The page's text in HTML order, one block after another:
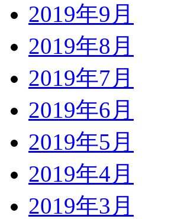
2019年9月
2019年8月
2019年7月
2019年6月
2019年5月
2019年4月
2019年3月